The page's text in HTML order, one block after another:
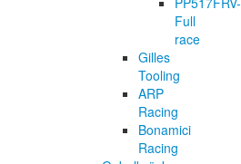
Full
race
Gilles
Tooling
ARP
Racing
Bonamici
Racing